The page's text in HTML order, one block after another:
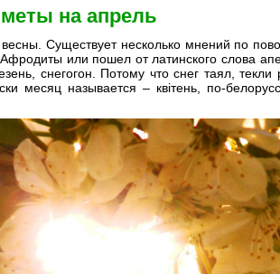
на апрель
Существует несколько мнений по
Афродиты или пошел от латинского слова
снегогон. Потому что снег таял,
месяц называется – квiтень, по-